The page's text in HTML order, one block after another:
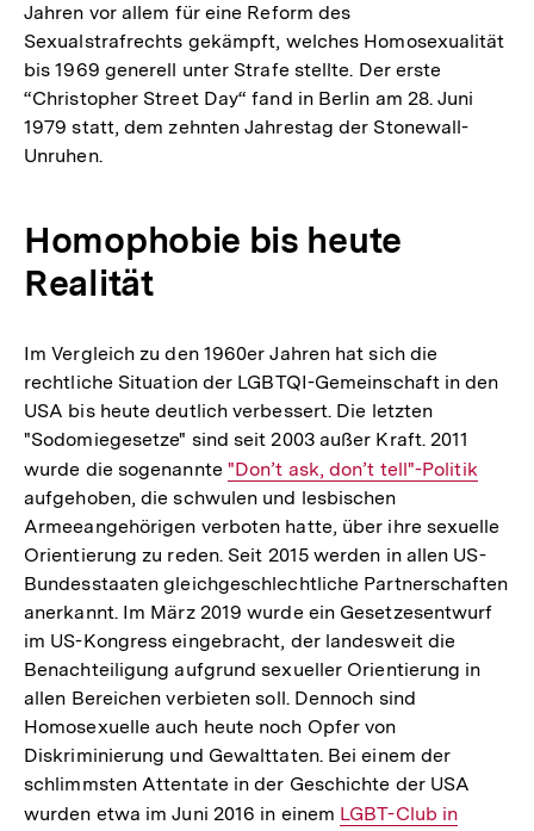
Jahren vor allem für eine Reform des
Sexualstrafrechts gekämpft, welches Homosexualität
bis 1969 generell unter Strafe stellte. Der erste
“Christopher Street Day“ fand in Berlin am 28. Juni
1979 statt, dem zehnten Jahrestag der Stonewall-
Unruhen.
Homophobie bis heute
Realität
Im Vergleich zu den 1960er Jahren hat sich die
rechtliche Situation der LGBTQI-Gemeinschaft in den
USA bis heute deutlich verbessert. Die letzten
"Sodomiegesetze" sind seit 2003 außer Kraft. 2011
wurde die sogenannte Interner
Link:
"Don’t ask, don’t tell"-Politik
aufgehoben, die schwulen und lesbischen
Armeeangehörigen verboten hatte, über ihre sexuelle
Orientierung zu reden. Seit 2015 werden in allen US-
Bundesstaaten gleichgeschlechtliche Partnerschaften
anerkannt. Im März 2019 wurde ein Gesetzesentwurf
im US-Kongress eingebracht, der landesweit die
Benachteiligung aufgrund sexueller Orientierung in
allen Bereichen verbieten soll. Dennoch sind
Homosexuelle auch heute noch Opfer von
Diskriminierung und Gewalttaten. Bei einem der
schlimmsten Attentate in der Geschichte der USA
wurden etwa im Juni 2016 in einem Interner
LGBT-Club in